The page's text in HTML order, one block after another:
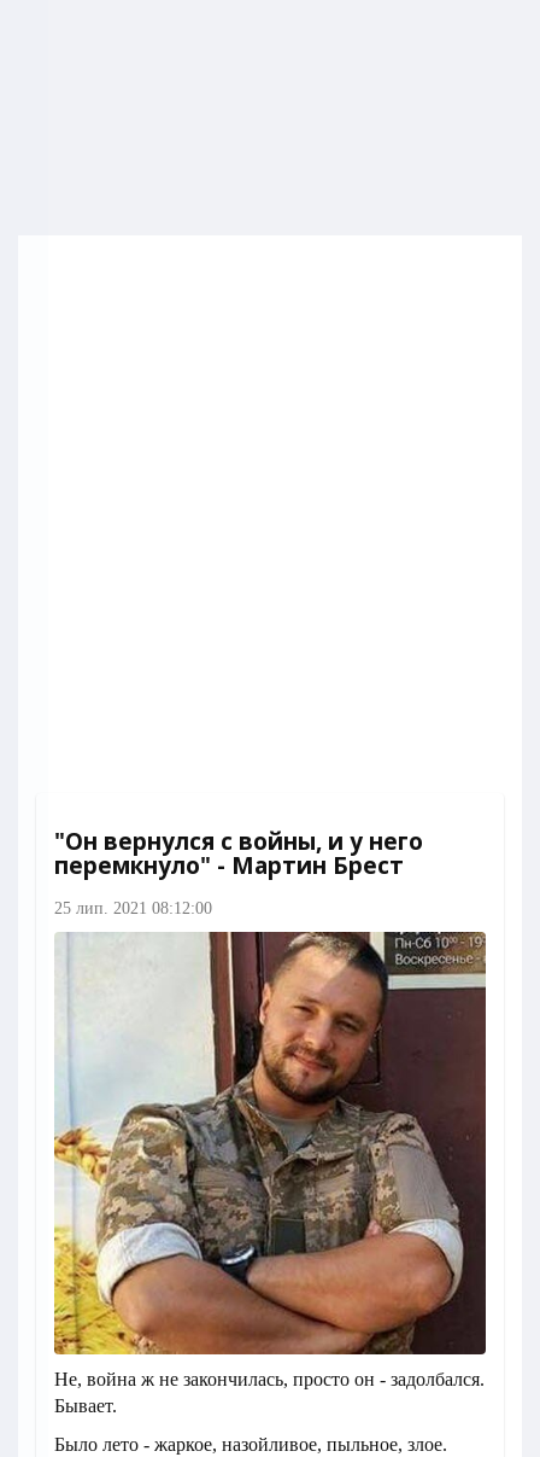
"Он вернулся с войны, и у него
перемкнуло" - Мартин Брест
25 лип. 2021 08:12:00
Не, война ж не закончилась, просто он - задолбался.
Бывает.
Было лето - жаркое, назойливое, пыльное, злое.